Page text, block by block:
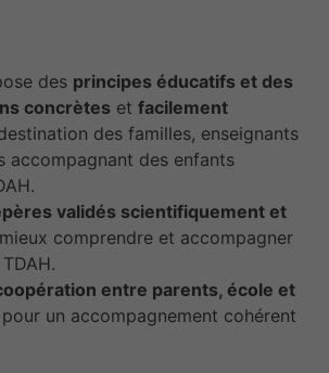
des principes éducatifs et des
concrètes et facilement
des familles, enseignants
accompagnant des enfants
validés scientifiquement et
comprendre et accompagner
entre parents, école et
pour un accompagnement cohérent